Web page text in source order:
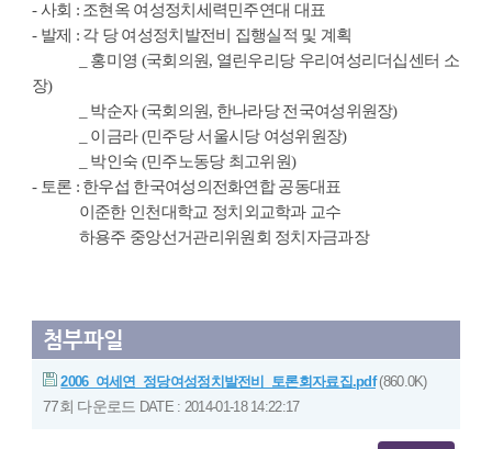
- 사회 : 조현옥 여성정치세력민주연대 대표
- 발제 : 각 당 여성정치발전비 집행실적 및 계획
_ 홍미영 (국회의원, 열린우리당 우리여성리더십센터 소
장)
_ 박순자 (국회의원, 한나라당 전국여성위원장)
_ 이금라 (민주당 서울시당 여성위원장)
_ 박인숙 (민주노동당 최고위원)
- 토론 : 한우섭 한국여성의전화연합 공동대표
이준한 인천대학교 정치외교학과 교수
하용주 중앙선거관리위원회 정치자금과장
첨부파일
2006_여세연_정당여성정치발전비_토론회자료집.pdf(860.0K)
77회 다운로드 DATE : 2014-01-18 14:22:17